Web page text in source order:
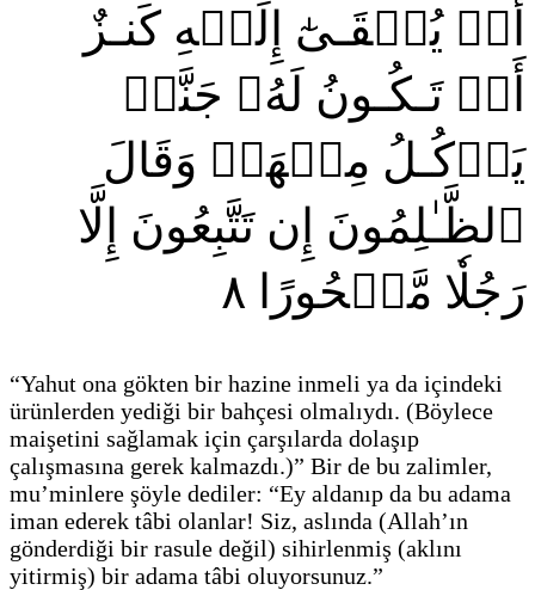
أَوۡ يُلۡقَـىٰٓ إِلَيۡهِ كَنـزٌ
أَوۡ تَـكُـونُ لَهُۥ جَنَّةٞ
يَأۡكُـلُ مِنۡهَاۚ وَقَالَ
ٱلظَّـٰلِمُونَ إِن تَتَّبِعُونَ إِلَّا
رَجُلٗا مَّسۡحُورًا ٨
“Yahut ona gökten bir hazine inmeli ya da içindeki
ürünlerden yediği bir bahçesi olmalıydı. (Böylece
maişetini sağlamak için çarşılarda dolaşıp
çalışmasına gerek kalmazdı.)” Bir de bu zalimler,
mu’minlere şöyle dediler: “Ey aldanıp da bu adama
iman ederek tâbi olanlar! Siz, aslında (Allah’ın
gönderdiği bir rasule değil) sihirlenmiş (aklını
yitirmiş) bir adama tâbi oluyorsunuz.”